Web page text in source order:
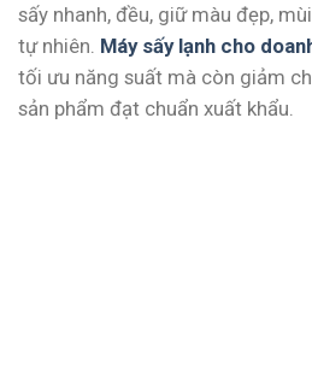
sấy nhanh, đều, giữ màu đẹp,
tự nhiên. Máy sấy lạnh cho
tối ưu năng suất mà còn giảm
sản phẩm đạt chuẩn xuất khẩu.